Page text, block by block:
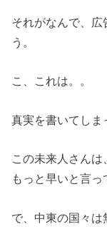
それがなんで、広
う。
こ、これは。。
真実を書いてしま
この未来人さん
もっと早いと言っ
で、中東の国々は